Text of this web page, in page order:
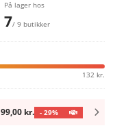
På lager hos
7/ 9 butikker
132 kr.
99,00 kr. - 29%